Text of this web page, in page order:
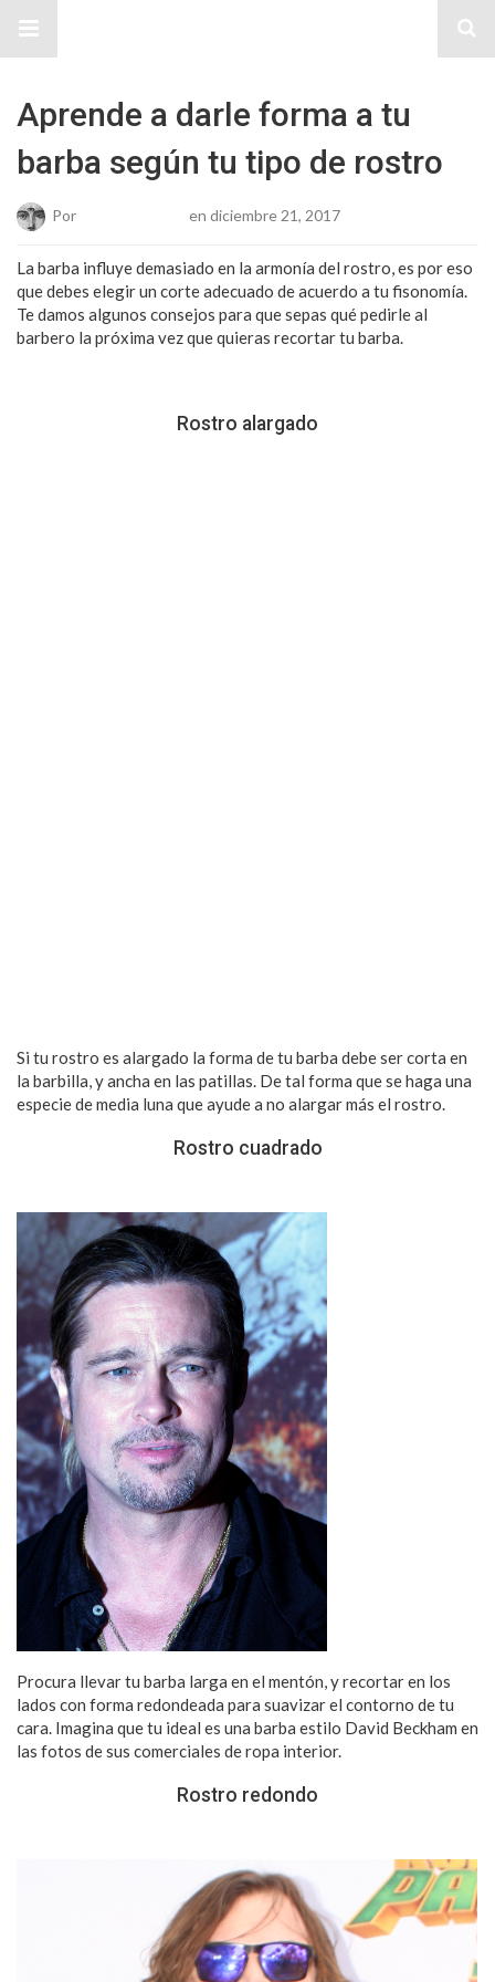
Aprende a darle forma a tu
barba según tu tipo de rostro
Por en diciembre 21, 2017
La barba influye demasiado en la armonía del rostro, es por eso
que debes elegir un corte adecuado de acuerdo a tu fisonomía.
Te damos algunos consejos para que sepas qué pedirle al
barbero la próxima vez que quieras recortar tu barba.
Rostro alargado
Si tu rostro es alargado la forma de tu barba debe ser corta en
la barbilla, y ancha en las patillas. De tal forma que se haga una
especie de media luna que ayude a no alargar más el rostro.
Rostro cuadrado
Procura llevar tu barba larga en el mentón, y recortar en los
lados con forma redondeada para suavizar el contorno de tu
cara. Imagina que tu ideal es una barba estilo David Beckham en
las fotos de sus comerciales de ropa interior.
Rostro redondo